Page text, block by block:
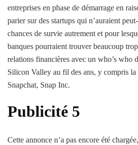
entreprises en phase de démarrage en
parier sur des startups qui n’auraient
chances de survie autrement et pour
banques pourraient trouver beaucoup
relations financières avec un who’s who
Silicon Valley au fil des ans, y compris la
Snapchat, Snap Inc.
Publicité 5
Cette annonce n’a pas encore été